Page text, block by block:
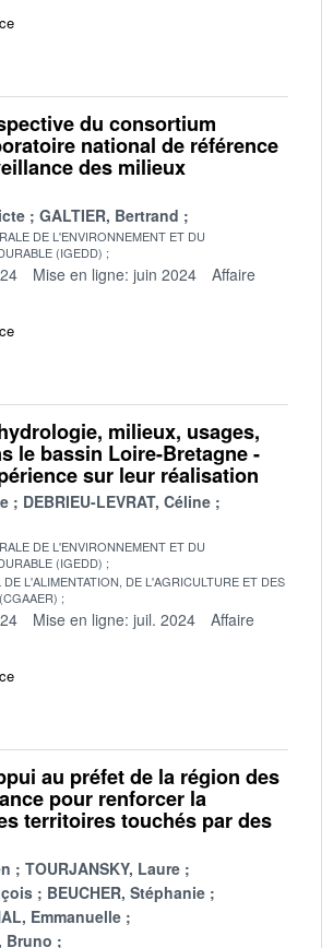
du consortium
national de référence
des milieux
GALTIER, Bertrand
DE L'ENVIRONNEMENT ET DU
(IGEDD)
Mise en ligne: juin 2024
Affaire
milieux, usages,
le bassin Loire-Bretagne -
sur leur réalisation
DEBRIEU-LEVRAT, Céline
DE L'ENVIRONNEMENT ET DU
(IGEDD)
L'ALIMENTATION, DE L'AGRICULTURE ET DES
Mise en ligne: juil. 2024
Affaire
au préfet de la région des
pour renforcer la
territoires touchés par des
TOURJANSKY, Laure
BEUCHER, Stéphanie
Emmanuelle
Bruno